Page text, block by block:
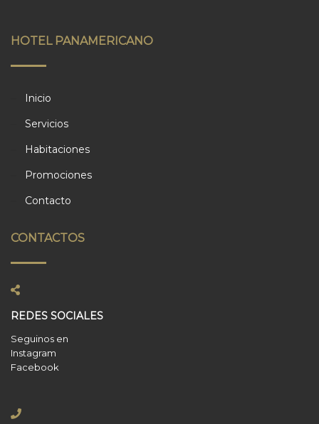
HOTEL PANAMERICANO
Inicio
Servicios
Habitaciones
Promociones
Contacto
CONTACTOS
REDES SOCIALES
Seguinos en
Instagram
Facebook